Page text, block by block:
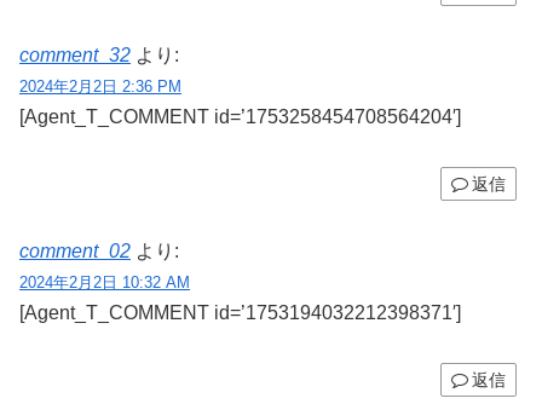
comment_32 より:
2024年2月2日 2:36 PM
[Agent_T_COMMENT id=’1753258454708564204′]
返信
comment_02 より:
2024年2月2日 10:32 AM
[Agent_T_COMMENT id=’1753194032212398371′]
返信